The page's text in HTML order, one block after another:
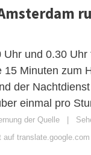
Uhr und 0.30 Uhr
15 Minuten zum
der
einmal pro
der Quelle |
auf